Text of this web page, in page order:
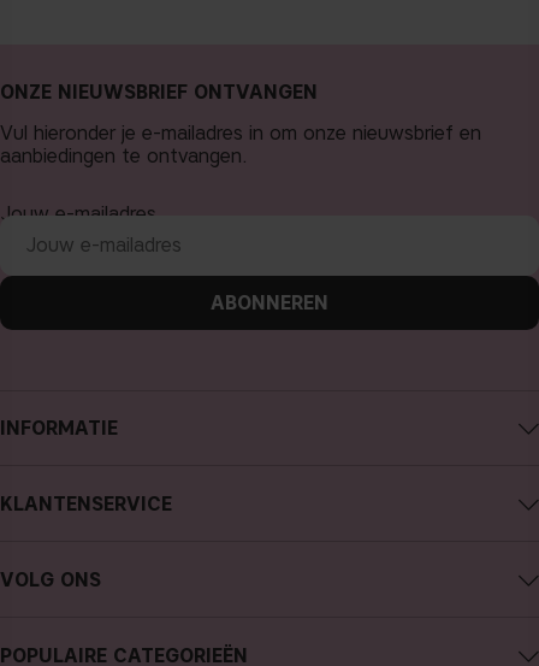
INFORMATIE
Carrière
KLANTENSERVICE
Aankoop annuleren
VOLG ONS
POPULAIRE CATEGORIEËN
ONZE NIEUWSBRIEF ONTVANGEN
Vul hieronder je e-mailadres in om onze nieuwsbrief en
aanbiedingen te ontvangen.
Jouw e-mailadres
ABONNEREN